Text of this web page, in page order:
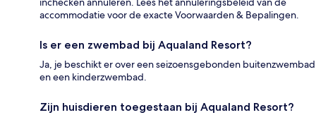
accommodatie voor de exacte Voorwaarden & Bepalingen.
Is er een zwembad bij Aqualand Resort?
Ja, je beschikt er over een seizoensgebonden buitenzwembad
en een kinderzwembad.
Zijn huisdieren toegestaan bij Aqualand Resort?